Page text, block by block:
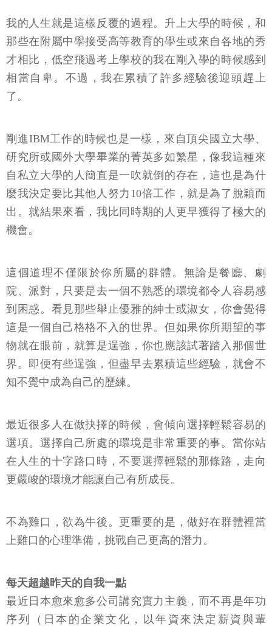
我的人生就是這樣反覆的過程。升上大學的時候，和
那些在附屬中學接受高等教育的學生或來自各地的秀
才相比，低空飛過考上學校的我在剛入學的時候感到
相當自卑。不過，我在累積了許多經驗後迎頭趕上
了。
剛進IBM工作的時候也是一樣，來自頂尖國立大學、
研究所或國外大學畢業的菁英多如繁星，像我這種來
自私立大學的人簡直是一吹就倒的存在，這也是為什
麼我決定要比其他人努力10倍工作，就是為了脫穎而
出。就結果來看，我比同時期的人更早獲得了極大的
機會。
這個道理不僅限於你所屬的群體。無論是餐廳、劇
院、派對，只要是去一個不熟悉的環境都令人容易感
到困惑。看見那些舉止優雅的紳士或淑女，你會覺得
這是一個自己格格不入的世界。但如果你所期望的事
物就在眼前，就算是逞強，你也應該試著踏入那個世
界。即便有些逞強，但盡早去累積這些經驗，就會不
知不覺中成為自己的歷練。
最近很多人在做抉擇的時候，會傾向選擇輕鬆容易的
選項。選擇自己所處的環境是非常重要的事。當你站
在人生的十字路口時，不要選擇輕鬆的那條路，走向
更嚴峻的環境才能讓自己有所成長。
不為雞口，欲為牛後。更重要的是，做好在群體裡當
上雞口的心理準備，挑戰自己更高的潛力。
每天超越昨天的自我一點
最近日本愈來愈多公司講究實力主義，而不再是年功
序列（日本的企業文化，以年資來決定薪資與輩